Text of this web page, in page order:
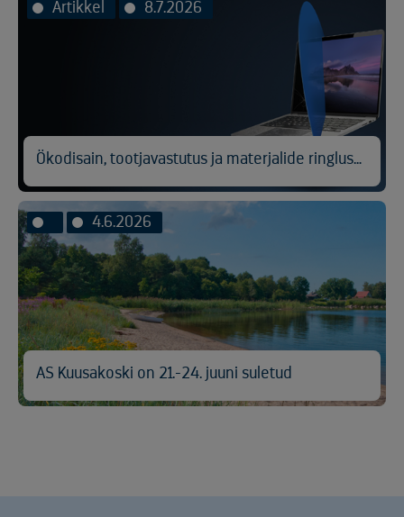
Artikkel 8.7.2026
Ökodisain, tootjavastutus ja materjalide ringlussevõtt
4.6.2026
AS Kuusakoski on 21.-24. juuni suletud